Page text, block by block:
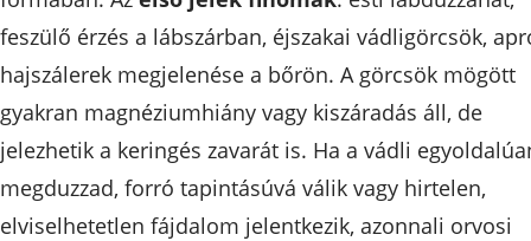
feszülő érzés a lábszárban, éjszakai vádligörcsök,
hajszálerek megjelenése a bőrön. A görcsök mögött
gyakran magnéziumhiány vagy kiszáradás áll, de
jelezhetik a keringés zavarát is. Ha a vádli
megduzzad, forró tapintásúvá válik vagy hirtelen,
elviselhetetlen fájdalom jelentkezik, azonnali orvosi